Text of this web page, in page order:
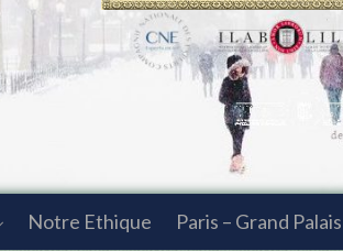
Notre Ethique Paris – Grand